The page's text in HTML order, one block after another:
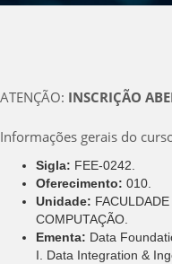
ATENÇÃO: INSCRIÇÃO
Informações gerais do
Sigla: FEE-0242.
Oferecimento: 010.
Unidade:
COMPUTAÇÃO.
Ementa: Data
I. Data Integration &